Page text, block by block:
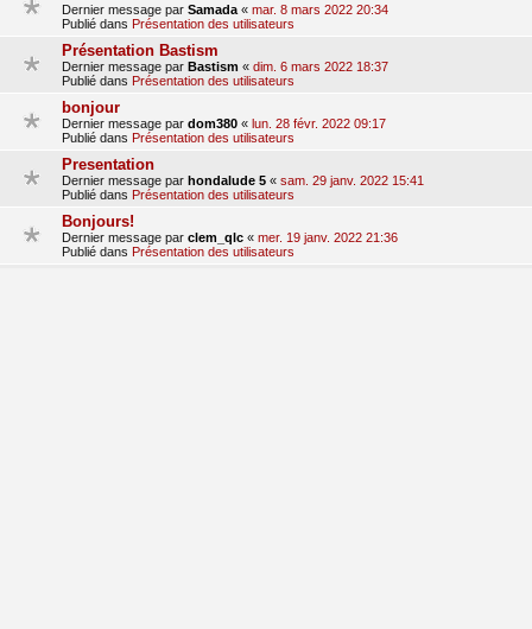
Dernier message par Samada « mar. 8 mars 2022 20:34
Publié dans Présentation des utilisateurs
Présentation Bastism
Dernier message par Bastism « dim. 6 mars 2022 18:37
Publié dans Présentation des utilisateurs
bonjour
Dernier message par dom380 « lun. 28 févr. 2022 09:17
Publié dans Présentation des utilisateurs
Presentation
Dernier message par hondalude 5 « sam. 29 janv. 2022 15:41
Publié dans Présentation des utilisateurs
Bonjours!
Dernier message par clem_qlc « mer. 19 janv. 2022 21:36
Publié dans Présentation des utilisateurs